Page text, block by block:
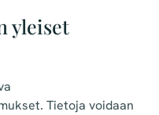
yleiset
Tietoja voidaan